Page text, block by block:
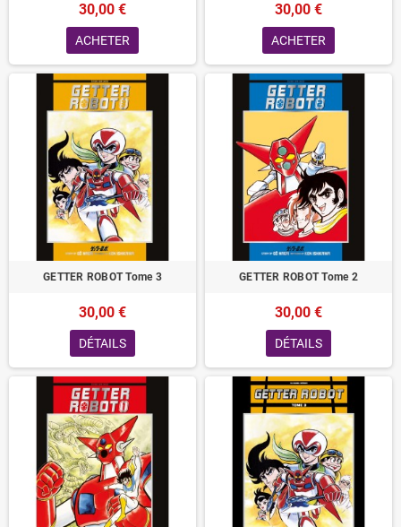
30,00 €
ACHETER
30,00 €
ACHETER
GETTER ROBOT Tome 3
30,00 €
DÉTAILS
GETTER ROBOT Tome 2
30,00 €
DÉTAILS